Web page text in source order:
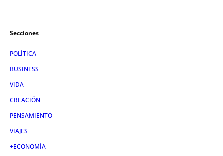
Secciones
POLÍTICA
BUSINESS
VIDA
CREACIÓN
PENSAMIENTO
VIAJES
+ECONOMÍA